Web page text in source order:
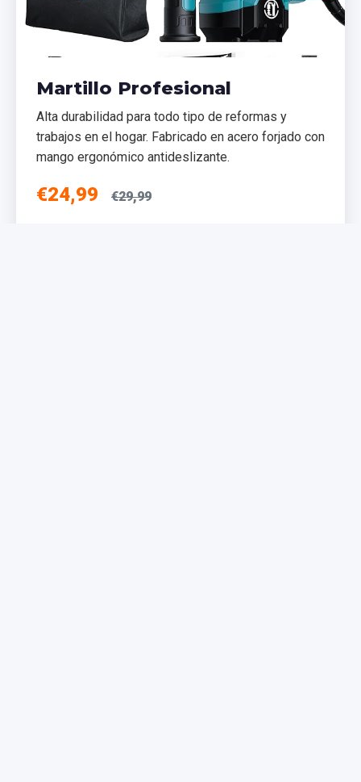
Martillo Profesional
Alta durabilidad para todo tipo de reformas y
trabajos en el hogar. Fabricado en acero forjado con
mango ergonómico antideslizante.
€24,99 €29,99